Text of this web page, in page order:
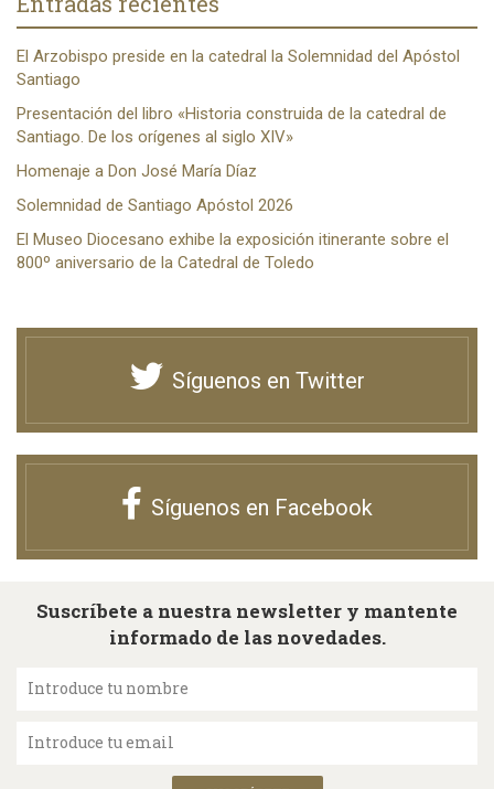
El Arzobispo preside en la catedral la Solemnidad del Apóstol
Santiago
Presentación del libro «Historia construida de la catedral de
Santiago. De los orígenes al siglo XIV»
Homenaje a Don José María Díaz
Solemnidad de Santiago Apóstol 2026
El Museo Diocesano exhibe la exposición itinerante sobre el
800º aniversario de la Catedral de Toledo
Síguenos en Twitter
Síguenos en Facebook
Suscríbete a nuestra newsletter y mantente
informado de las novedades.
Introduce tu nombre
Introduce tu email